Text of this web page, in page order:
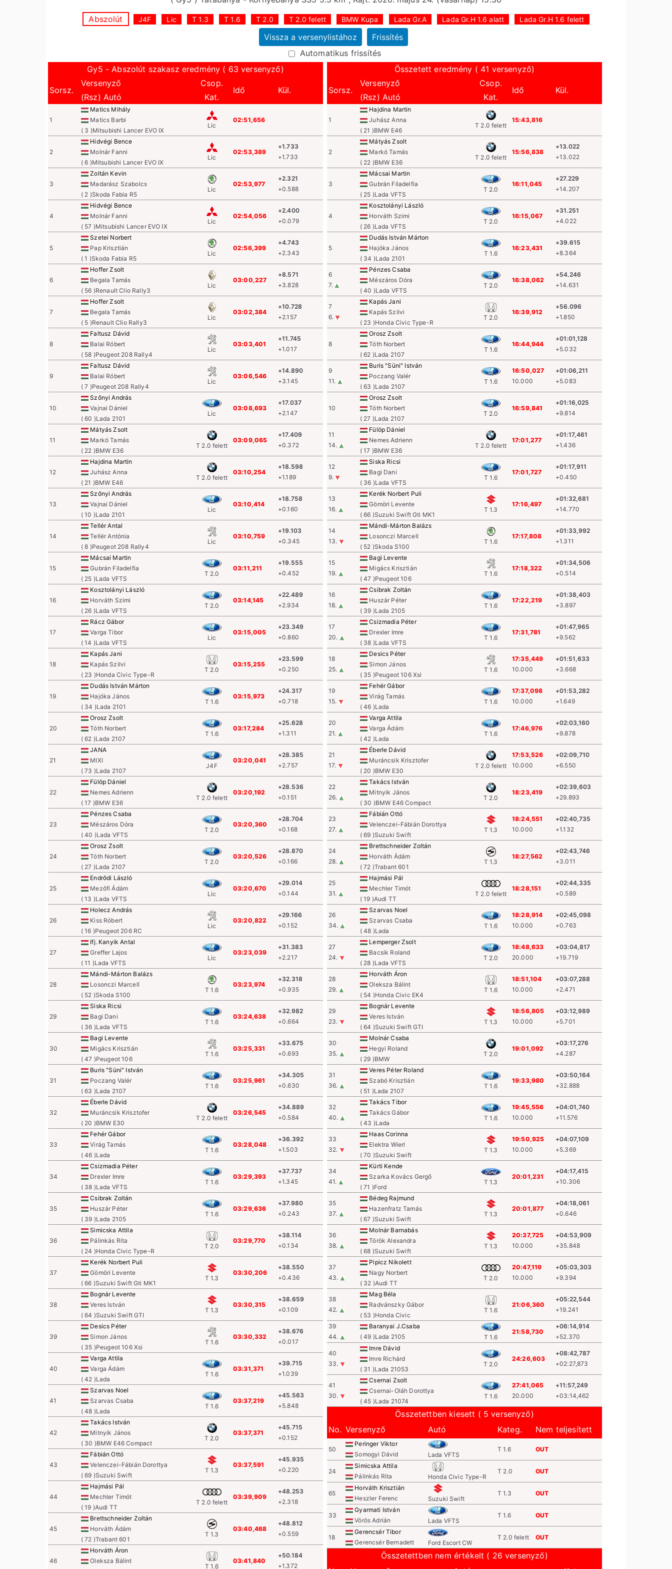
Abszolút
J4F Lic T 1.3 T 1.6 T 2.0 T 2.0 felett BMW Kupa Lada Gr.A Lada Gr.H 1.6 alatt Lada Gr.H 1.6 felett
Automatikus frissítés
Gy5 - Abszolút szakasz eredmény ( 63 versenyző)
Sorsz.
Versenyző
(Rsz) Autó
Csop.
Kat.
Idő Kül.
1
Matics Mihály
Matics Barbi
( 3 )Mitsubishi Lancer EVO IX
Lic
02:51,656
2
Hidvégi Bence
Molnár Fanni
( 6 )Mitsubishi Lancer EVO IX
Lic
02:53,389
+1.733
+1.733
3
Zoltán Kevin
Madarász Szabolcs
( 2 )Skoda Fabia R5
Lic
02:53,977
+2.321
+0.588
4
Hidvégi Bence
Molnár Fanni
( 57 )Mitsubishi Lancer EVO IX
Lic
02:54,056
+2.400
+0.079
5
Szetei Norbert
Pap Krisztián
( 1 )Skoda Fabia R5
Lic
02:56,399
+4.743
+2.343
6
Hoffer Zsolt
Begala Tamás
( 56 )Renault Clio Rally3
Lic
03:00,227
+8.571
+3.828
7
Hoffer Zsolt
Begala Tamás
( 5 )Renault Clio Rally3
Lic
03:02,384
+10.728
+2.157
8
Faltusz Dávid
Balai Róbert
( 58 )Peugeot 208 Rally4
Lic
03:03,401
+11.745
+1.017
9
Faltusz Dávid
Balai Róbert
( 7 )Peugeot 208 Rally4
Lic
03:06,546
+14.890
+3.145
10
Szőnyi András
Vajnai Dániel
( 60 )Lada 2101
Lic
03:08,693
+17.037
+2.147
11
Mátyás Zsolt
Markó Tamás
( 22 )BMW E36
T 2.0 felett
03:09,065
+17.409
+0.372
12
Hajdina Martin
Juhász Anna
( 21 )BMW E46
T 2.0 felett
03:10,254
+18.598
+1.189
13
Szőnyi András
Vajnai Dániel
( 10 )Lada 2101
Lic
03:10,414
+18.758
+0.160
14
Tellér Antal
Tellér Antónia
( 8 )Peugeot 208 Rally4
Lic
03:10,759
+19.103
+0.345
15
Mácsai Martin
Gubrán Filadelfia
( 25 )Lada VFTS
T 2.0
03:11,211
+19.555
+0.452
16
Kosztolányi László
Horváth Szimi
( 26 )Lada VFTS
T 2.0
03:14,145
+22.489
+2.934
17
Rácz Gábor
Varga Tibor
( 14 )Lada VFTS
Lic
03:15,005
+23.349
+0.860
18
Kapás Jani
Kapás Szilvi
( 23 )Honda Civic Type-R
T 2.0
03:15,255
+23.599
+0.250
19
Dudás István Márton
Hajóka János
( 34 )Lada 2101
T 1.6
03:15,973
+24.317
+0.718
20
Orosz Zsolt
Tóth Norbert
( 62 )Lada 2107
T 1.6
03:17,284
+25.628
+1.311
21
JANA
MIXI
( 73 )Lada 2107
J4F
03:20,041
+28.385
+2.757
22
Fülöp Dániel
Nemes Adrienn
( 17 )BMW E36
T 2.0 felett
03:20,192
+28.536
+0.151
23
Pénzes Csaba
Mészáros Dóra
( 40 )Lada VFTS
T 2.0
03:20,360
+28.704
+0.168
24
Orosz Zsolt
Tóth Norbert
( 27 )Lada 2107
T 2.0
03:20,526
+28.870
+0.166
25
Endrődi László
Mezőfi Ádám
( 13 )Lada VFTS
Lic
03:20,670
+29.014
+0.144
26
Holecz András
Kiss Róbert
( 16 )Peugeot 206 RC
Lic
03:20,822
+29.166
+0.152
27
Ifj. Kanyik Antal
Greffer Lajos
( 11 )Lada VFTS
Lic
03:23,039
+31.383
+2.217
28
Mándi-Márton Balázs
Losonczi Marcell
( 52 )Skoda S100
T 1.6
03:23,974
+32.318
+0.935
29
Siska Ricsi
Bagi Dani
( 36 )Lada VFTS
T 1.6
03:24,638
+32.982
+0.664
30
Bagi Levente
Migács Krisztián
( 47 )Peugeot 106
T 1.6
03:25,331
+33.675
+0.693
31
Buris "Süni" István
Poczang Valér
( 63 )Lada 2107
T 1.6
03:25,961
+34.305
+0.630
32
Éberle Dávid
Muráncsik Krisztofer
( 20 )BMW E30
T 2.0 felett
03:26,545
+34.889
+0.584
33
Fehér Gábor
Virág Tamás
( 46 )Lada
T 1.6
03:28,048
+36.392
+1.503
34
Csizmadia Péter
Drexler Imre
( 38 )Lada VFTS
T 1.6
03:29,393
+37.737
+1.345
35
Csibrak Zoltán
Huszár Péter
( 39 )Lada 2105
T 1.6
03:29,636
+37.980
+0.243
36
Simicska Attila
Pálinkás Rita
( 24 )Honda Civic Type-R
T 2.0
03:29,770
+38.114
+0.134
37
Kerék Norbert Puli
Gömöri Levente
( 66 )Suzuki Swift Gti MK1
T 1.3
03:30,206
+38.550
+0.436
38
Bognár Levente
Veres István
( 64 )Suzuki Swift GTI
T 1.3
03:30,315
+38.659
+0.109
39
Desics Péter
Simon János
( 35 )Peugeot 106 Xsi
T 1.6
03:30,332
+38.676
+0.017
40
Varga Attila
Varga Ádám
( 42 )Lada
T 1.6
03:31,371
+39.715
+1.039
41
Szarvas Noel
Szarvas Csaba
( 48 )Lada
T 1.6
03:37,219
+45.563
+5.848
42
Takács István
Mitnyik János
( 30 )BMW E46 Compact
T 2.0
03:37,371
+45.715
+0.152
43
Fábián Ottó
Velenczei-Fábián Dorottya
( 69 )Suzuki Swift
T 1.3
03:37,591
+45.935
+0.220
44
Hajmási Pál
Mechler Timót
( 19 )Audi TT
T 2.0 felett
03:39,909
+48.253
+2.318
45
Brettschneider Zoltán
Horváth Ádám
( 72 )Trabant 601
T 1.3
03:40,468
+48.812
+0.559
46
Horváth Áron
Oleksza Bálint
T 1.6
03:41,840
+50.184
+1.372
Összetett eredmény ( 41 versenyző)
Sorsz.
Versenyző
(Rsz) Autó
Csop.
Kat.
Idő Kül.
1
Hajdina Martin
Juhász Anna
( 21 )BMW E46
T 2.0 felett
15:43,816
2
Mátyás Zsolt
Markó Tamás
( 22 )BMW E36
T 2.0 felett
15:56,838
+13.022
+13.022
3
Mácsai Martin
Gubrán Filadelfia
( 25 )Lada VFTS
T 2.0
16:11,045
+27.229
+14.207
4
Kosztolányi László
Horváth Szimi
( 26 )Lada VFTS
T 2.0
16:15,067
+31.251
+4.022
5
Dudás István Márton
Hajóka János
( 34 )Lada 2101
T 1.6
16:23,431
+39.615
+8.364
6
7.
Pénzes Csaba
Mészáros Dóra
( 40 )Lada VFTS
T 2.0
16:38,062
+54.246
+14.631
7
6.
Kapás Jani
Kapás Szilvi
( 23 )Honda Civic Type-R
T 2.0
16:39,912
+56.096
+1.850
8
Orosz Zsolt
Tóth Norbert
( 62 )Lada 2107
T 1.6
16:44,944
+01:01,128
+5.032
9
11.
Buris "Süni" István
Poczang Valér
( 63 )Lada 2107
T 1.6
16:50,027
10.000
+01:06,211
+5.083
10
Orosz Zsolt
Tóth Norbert
( 27 )Lada 2107
T 2.0
16:59,841
+01:16,025
+9.814
11
14.
Fülöp Dániel
Nemes Adrienn
( 17 )BMW E36
T 2.0 felett
17:01,277
+01:17,461
+1.436
12
9.
Siska Ricsi
Bagi Dani
( 36 )Lada VFTS
T 1.6
17:01,727
+01:17,911
+0.450
13
16.
Kerék Norbert Puli
Gömöri Levente
( 66 )Suzuki Swift Gti MK1
T 1.3
17:16,497
+01:32,681
+14.770
14
13.
Mándi-Márton Balázs
Losonczi Marcell
( 52 )Skoda S100
T 1.6
17:17,808
+01:33,992
+1.311
15
19.
Bagi Levente
Migács Krisztián
( 47 )Peugeot 106
T 1.6
17:18,322
+01:34,506
+0.514
16
18.
Csibrak Zoltán
Huszár Péter
( 39 )Lada 2105
T 1.6
17:22,219
+01:38,403
+3.897
17
20.
Csizmadia Péter
Drexler Imre
( 38 )Lada VFTS
T 1.6
17:31,781
+01:47,965
+9.562
18
25.
Desics Péter
Simon János
( 35 )Peugeot 106 Xsi
T 1.6
17:35,449
10.000
+01:51,633
+3.668
19
15.
Fehér Gábor
Virág Tamás
( 46 )Lada
T 1.6
17:37,098
10.000
+01:53,282
+1.649
20
21.
Varga Attila
Varga Ádám
( 42 )Lada
T 1.6
17:46,976
+02:03,160
+9.878
21
17.
Éberle Dávid
Muráncsik Krisztofer
( 20 )BMW E30
T 2.0 felett
17:53,526
10.000
+02:09,710
+6.550
22
26.
Takács István
Mitnyik János
( 30 )BMW E46 Compact
T 2.0
18:23,419
+02:39,603
+29.893
23
27.
Fábián Ottó
Velenczei-Fábián Dorottya
( 69 )Suzuki Swift
T 1.3
18:24,551
10.000
+02:40,735
+1.132
24
28.
Brettschneider Zoltán
Horváth Ádám
( 72 )Trabant 601
T 1.3
18:27,562
+02:43,746
+3.011
25
31.
Hajmási Pál
Mechler Timót
( 19 )Audi TT
T 2.0 felett
18:28,151
+02:44,335
+0.589
26
34.
Szarvas Noel
Szarvas Csaba
( 48 )Lada
T 1.6
18:28,914
10.000
+02:45,098
+0.763
27
24.
Lemperger Zsolt
Bacsik Roland
( 28 )Lada VFTS
T 2.0
18:48,633
20.000
+03:04,817
+19.719
28
29.
Horváth Áron
Oleksza Bálint
( 54 )Honda Civic EK4
T 1.6
18:51,104
10.000
+03:07,288
+2.471
29
23.
Bognár Levente
Veres István
( 64 )Suzuki Swift GTI
T 1.3
18:56,805
10.000
+03:12,989
+5.701
30
35.
Molnár Csaba
Hegyi Roland
( 29 )BMW
T 2.0
19:01,092
+03:17,276
+4.287
31
36.
Veres Péter Roland
Szabó Krisztián
( 51 )Lada 2107
T 1.6
19:33,980
+03:50,164
+32.888
32
40.
Takács Tibor
Takács Gábor
( 43 )Lada
T 1.6
19:45,556
10.000
+04:01,740
+11.576
33
32.
Haas Corinna
Elektra Wierl
( 70 )Suzuki Swift
T 1.3
19:50,925
10.000
+04:07,109
+5.369
34
41.
Kürti Kende
Szarka Kovács Gergő
( 71 )Ford
T 1.3
20:01,231
+04:17,415
+10.306
35
37.
Bédeg Rajmund
Hazenfratz Tamás
( 67 )Suzuki Swift
T 1.3
20:01,877
+04:18,061
+0.646
36
38.
Molnár Barnabás
Török Alexandra
( 68 )Suzuki Swift
T 1.3
20:37,725
10.000
+04:53,909
+35.848
37
43.
Pipicz Nikolett
Nagy Norbert
( 32 )Audi TT
T 2.0
20:47,119
10.000
+05:03,303
+9.394
38
42.
Mag Béla
Radvánszky Gábor
( 53 )Honda Civic
T 1.6
21:06,360
+05:22,544
+19.241
39
44.
Baranyai J.Csaba
( 49 )Lada 2105
T 1.6
21:58,730
+06:14,914
+52.370
40
33.
Imre Dávid
Imre Richárd
( 31 )Lada 21053
T 2.0
24:26,603
+08:42,787
+02:27,873
41
30.
Csernai Zsolt
Csernai-Oláh Dorottya
( 45 )Lada 21074
T 1.6
27:41,065
20.000
+11:57,249
+03:14,462
Összetettben kiesett ( 5 versenyző)
No. Versenyző Autó Kateg. Nem teljesített
50
Peringer Viktor
Somogyi Dávid
Lada VFTS
T 1.6 OUT
24
Simicska Attila
Pálinkás Rita
Honda Civic Type-R
T 2.0 OUT
65
Horváth Krisztián
Heszler Ferenc
Suzuki Swift
T 1.3 OUT
33
Gyarmati István
Vörös Adrián
Lada VFTS
T 1.6 OUT
18
Gerencsér Tibor
Gerencsér Bernadett
Ford Escort CW
T 2.0 felett OUT
Összetettben nem értékelt ( 26 versenyző)